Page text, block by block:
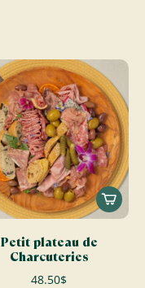
Petit plateau de
Charcuteries
48.50$